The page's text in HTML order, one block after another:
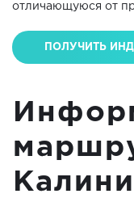
отличающуюся от
ПОЛУЧИТЬ